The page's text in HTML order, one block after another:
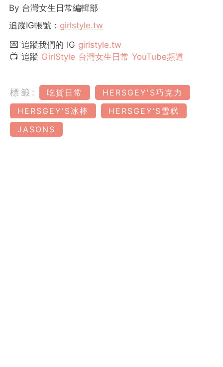
By 台灣女生日常編輯部
追蹤IG帳號： girlstyle.tw
💌 追蹤我們的 IG girlstyle.tw
📺 追蹤 GirlStyle 台灣女生日常 YouTube頻道
標籤: 吃貨日常
HERSGEY'S巧克力
HERSGEY'S冰棒
HERSGEY‘S雪糕
JASONS